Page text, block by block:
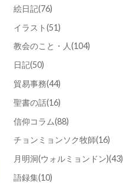
絵日記(76)
イラスト(51)
教会のこと・人(104)
日記(50)
貿易事務(44)
聖書の話(16)
信仰コラム(88)
チョンミョンソク牧師(16)
月明洞(ウォルミョンドン)(43)
語録集(10)